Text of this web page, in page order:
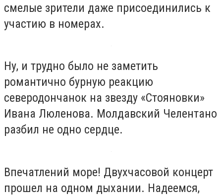
смелые зрители даже присоединились к
участию в номерах.
Ну, и трудно было не заметить
романтично бурную реакцию
северодончанок на звезду «Стояновки»
Ивана Люленова. Молдавский Челентано
разбил не одно сердце.
Впечатлений море! Двухчасовой концерт
прошел на одном дыхании. Надеемся,